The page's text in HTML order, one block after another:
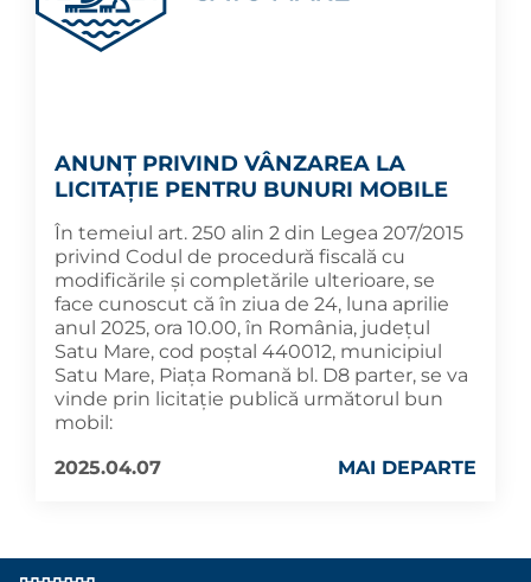
ANUNȚ PRIVIND VÂNZAREA LA
LICITAȚIE PENTRU BUNURI MOBILE
În temeiul art. 250 alin 2 din Legea 207/2015
privind Codul de procedură fiscală cu
modificările și completările ulterioare, se
face cunoscut că în ziua de 24, luna aprilie
anul 2025, ora 10.00, în România, județul
Satu Mare, cod poștal 440012, municipiul
Satu Mare, Piața Romană bl. D8 parter, se va
vinde prin licitație publică următorul bun
mobil:
2025.04.07
MAI DEPARTE